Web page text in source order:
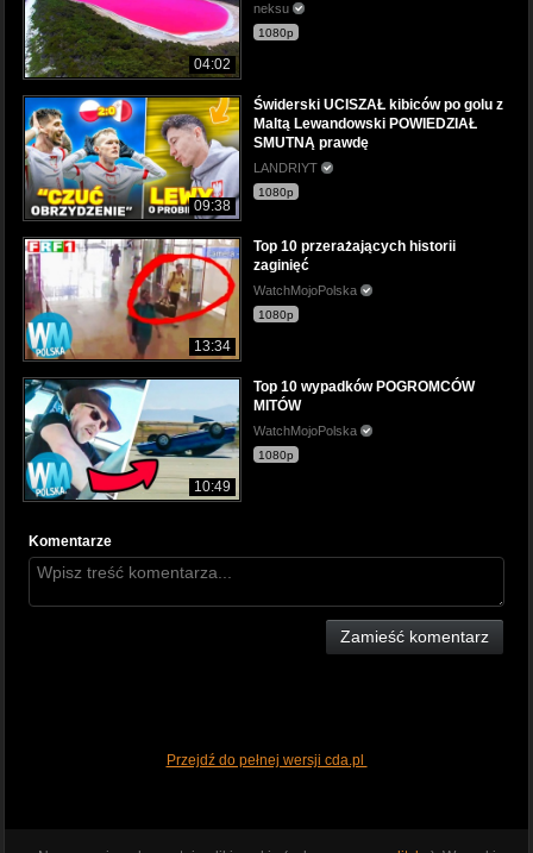
04:02
neksu
1080p
09:38
Świderski UCISZAŁ kibiców po golu z
Maltą Lewandowski POWIEDZIAŁ
SMUTNĄ prawdę
LANDRIYT
1080p
13:34
Top 10 przerażających historii
zaginięć
WatchMojoPolska
1080p
10:49
Top 10 wypadków POGROMCÓW
MITÓW
WatchMojoPolska
1080p
Komentarze
Zamieść komentarz
Przejdź do pełnej wersji cda.pl